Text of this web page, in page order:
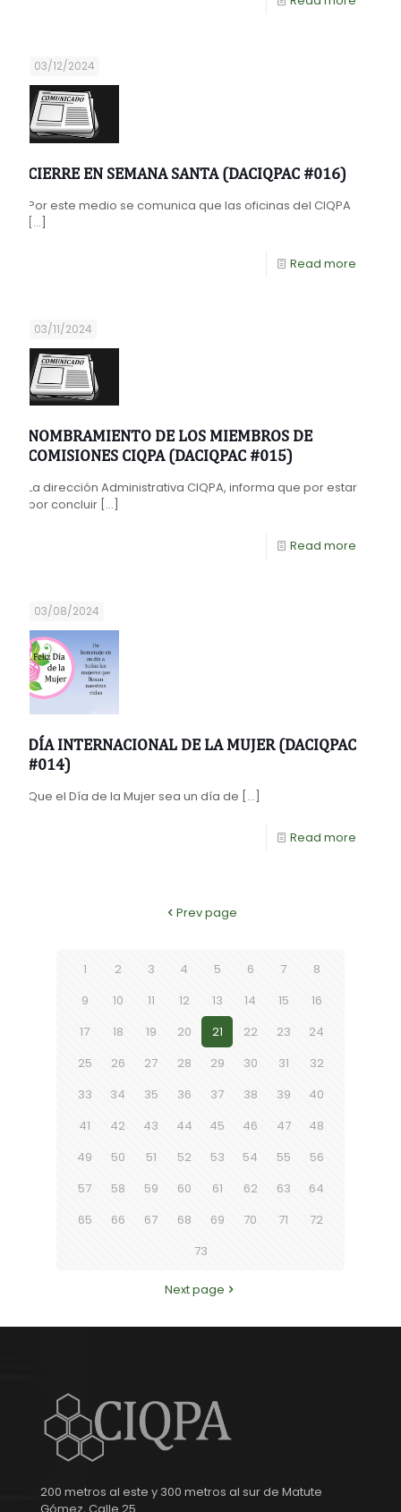
03/12/2024
CIERRE EN SEMANA SANTA (DACIQPAC #016)
Por este medio se comunica que las oficinas del CIQPA
[…]
Read more
03/11/2024
NOMBRAMIENTO DE LOS MIEMBROS DE
COMISIONES CIQPA (DACIQPAC #015)
La dirección Administrativa CIQPA, informa que por estar
por concluir […]
Read more
03/08/2024
DÍA INTERNACIONAL DE LA MUJER (DACIQPAC
#014)
Que el Día de la Mujer sea un día de […]
Read more
Prev page
1 2 3 4 5 6 7
8
9
10 11 12 13 14 15
16
17
18 19 20 21 22 23
24
25
26 27 28 29 30 31
32
33
34 35 36 37 38 39
40
41
42 43 44 45 46 47
48
49
50 51 52 53 54 55
56
57
58 59 60 61 62 63
64
65
66 67 68 69 70 71
72
73
Next page
200 metros al este y 300 metros al sur de Matute